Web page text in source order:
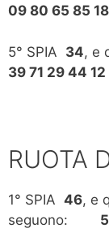
09 80 65 85 18
5° SPIA 34, e
39 71 29 44 12
RUOTA
1° SPIA 46, e
seguono: 58